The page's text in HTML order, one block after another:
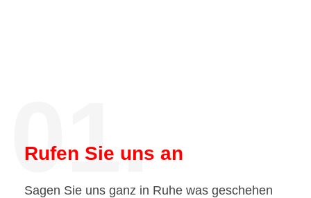
01.
Rufen Sie uns an
Sagen Sie uns ganz in Ruhe was geschehen